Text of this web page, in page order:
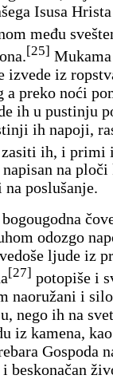
Isusa
među
[25]
iz
a preko noći
ih u pustinju
ih napoji,
zasiti ih, i primi
na ploči
poslušanje.
odozgo
ljude iz
[27] potopiše i
naoružani i
nego ih na
iz kamena,
Gospoda
beskonačan